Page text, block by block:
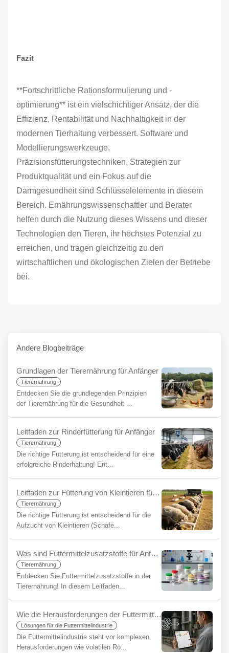
Fazit
**Fortschrittliche Rationsformulierung und -
optimierung** ist ein vielschichtiger Ansatz, der die
Effizienz, Rentabilität und Nachhaltigkeit in der
modernen Tierhaltung verbessert. Software und
Modellierungswerkzeuge,
Präzisionsfütterungstechniken, Strategien zur
Produktqualität und ein Fokus auf die
Darmgesundheit sind Schlüsselelemente in diesem
Bereich. Ernährungswissenschaftler und Berater
helfen durch die Nutzung dieses Wissens und dieser
Technologien den Tieren, ihr höchstes Potenzial zu
erreichen, und tragen gleichzeitig zu den
wirtschaftlichen und ökologischen Zielen der Betriebe
bei.
Andere Blogbeiträge
Grundlagen der Tierernährung für Anfänger
Tierernährung
Entdecken Sie die grundlegenden Prinzipien
der Tierernährung für die Gesundheit ...
Leitfaden zur Rinderfütterung für Anfänger
Tierernährung
Die richtige Fütterung ist entscheidend für eine
erfolgreiche Rinderhaltung! Ent...
Leitfaden zur Fütterung von Kleintieren für Anfänger
Tierernährung
Die richtige Fütterung ist entscheidend für die
Aufzucht von Kleintieren (Schafe...
Was sind Futtermittelzusatzstoffe für Anfänger?
Tierernährung
Entdecken Sie Futtermittelzusatzstoffe in der
Tierernährung! In diesem Leitfaden...
Wie die Herausforderungen der Futtermittelindustrie mit YemYap vereinfacht werden können
Lösungen für die Futtermittelindustrie
Die Futtermittelindustrie steht vor komplexen
Herausforderungen wie volatilen Ro...